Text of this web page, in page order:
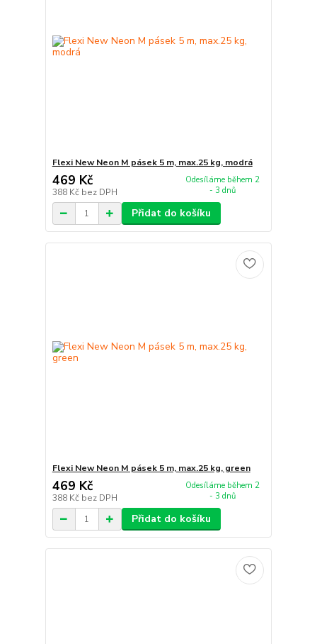
Flexi New Neon M pásek 5 m, max.25 kg, modrá
469 Kč
388 Kč bez DPH
Odesíláme během 2
- 3 dnů
Přidat do košíku
Flexi New Neon M pásek 5 m, max.25 kg, green
469 Kč
388 Kč bez DPH
Odesíláme během 2
- 3 dnů
Přidat do košíku